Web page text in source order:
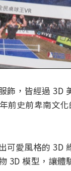
飾，皆經過 3D
前史前卑南文
可愛風格的 3D
3D 模型，讓體